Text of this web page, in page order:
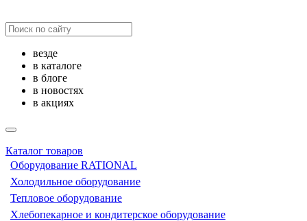
везде
в каталоге
в блоге
в новостях
в акциях
Каталог товаров
Оборудование RATIONAL
Холодильное оборудование
Тепловое оборудование
Хлебопекарное и кондитерское оборудование